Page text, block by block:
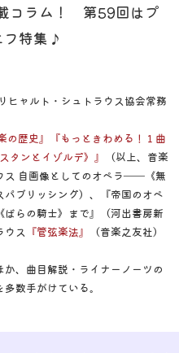
コラム！ 第59回はプ
フ特集♪
ヒャルト・シュトラウス協会常務
の歴史』
『もっときわめる！１曲
タンとイゾルデ》』
（以上、音楽
ス 自画像としてのオペラ――《無
ブリッシング）、『帝国のオペ
らの騎士》まで』（河出書房新
ウス
『管弦楽法』
（音楽之友社）
、曲目解説・ライナーノーツの
数手がけている。